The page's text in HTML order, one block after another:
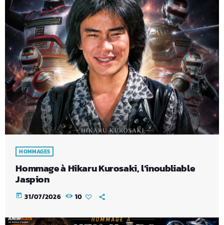
HOMMAGES
Hommage à Hikaru Kurosaki, l’inoubliable
Jaspion
today 31/07/2026 10